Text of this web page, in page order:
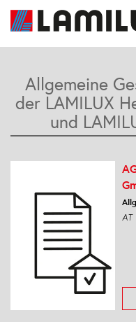
Allgemeine
der LAMILUX
und
AT